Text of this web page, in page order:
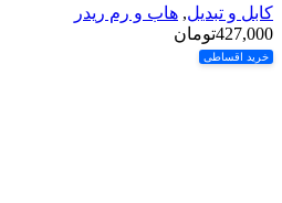
کابل و تبدیل, هاب و رم ریدر
427,000تومان
خرید اقساطی